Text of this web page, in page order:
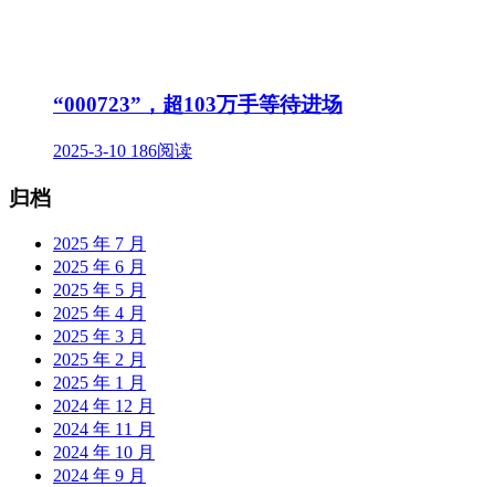
“000723”，超103万手等待进场
2025-3-10 186阅读
归档
2025 年 7 月
2025 年 6 月
2025 年 5 月
2025 年 4 月
2025 年 3 月
2025 年 2 月
2025 年 1 月
2024 年 12 月
2024 年 11 月
2024 年 10 月
2024 年 9 月